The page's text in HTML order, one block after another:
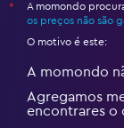
*
A momondo
os preços não são
O motivo é este:
A momondo
Agregamos
encontrares o